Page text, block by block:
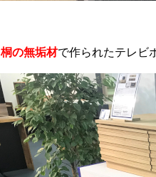
桐の無垢材で作られたテレビ